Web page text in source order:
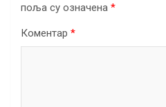
поља су означена *
Коментар *